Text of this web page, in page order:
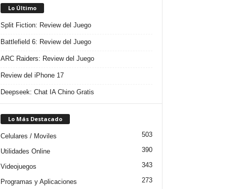
Lo Último
Split Fiction: Review del Juego
Battlefield 6: Review del Juego
ARC Raiders: Review del Juego
Review del iPhone 17
Deepseek: Chat IA Chino Gratis
Lo Más Destacado
Celulares / Moviles 503
Utilidades Online 390
Videojuegos 343
Programas y Aplicaciones 273